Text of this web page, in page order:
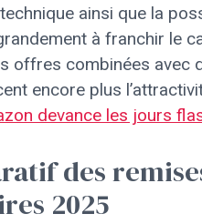
ainsi que la
à franchir le
offres combinées avec
encore plus
devance les jours
des
2025